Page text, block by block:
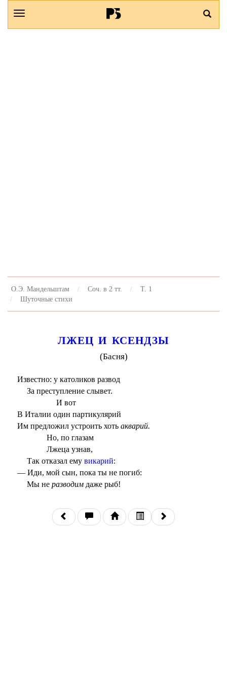
О.Э. Мандельштам Соч. в 2 тт.
Т. 1
Шуточные стихи
ЛЖЕЦ И КСЕНДЗЫ
(Басня)
Известно: у католиков развод
За преступление слывет.
И вот
В Италии один партикулярий
Им предложил устроить хотьакварий.
Но, по глазам
Лжеца узнав,
Так отказал емувикарий:
— Иди, мой сын, пока ты не погиб:
Мы неразводим даже рыб!